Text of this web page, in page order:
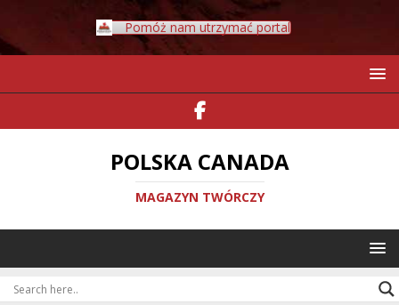
Pomóż nam utrzymać portal
POLSKA CANADA
MAGAZYN TWÓRCZY